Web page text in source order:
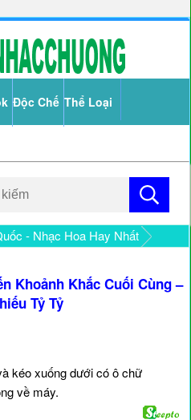
Độc Chế Thể Loại
- Nhạc Hoa Hay Nhất
Khoảnh Khắc Cuối Cùng –
Tỷ Tỷ
kéo xuống dưới có ô chữ
về máy.